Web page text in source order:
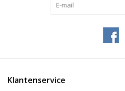
Klantenservice